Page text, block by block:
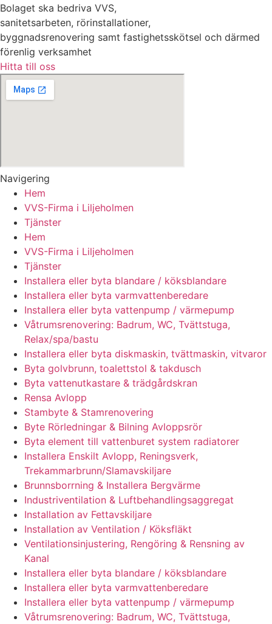
Bolaget ska bedriva VVS,
sanitetsarbeten, rörinstallationer,
byggnadsrenovering samt fastighetsskötsel och därmed
förenlig verksamhet
Hitta till oss
Navigering
Hem
VVS-Firma i Liljeholmen
Tjänster
Hem
VVS-Firma i Liljeholmen
Tjänster
Installera eller byta blandare / köksblandare
Installera eller byta varmvattenberedare
Installera eller byta vattenpump / värmepump
Våtrumsrenovering: Badrum, WC, Tvättstuga,
Relax/spa/bastu
Installera eller byta diskmaskin, tvättmaskin, vitvaror
Byta golvbrunn, toalettstol & takdusch
Byta vattenutkastare & trädgårdskran
Rensa Avlopp
Stambyte & Stamrenovering
Byte Rörledningar & Bilning Avloppsrör
Byta element till vattenburet system radiatorer
Installera Enskilt Avlopp, Reningsverk,
Trekammarbrunn/Slamavskiljare
Brunnsborrning & Installera Bergvärme
Industriventilation & Luftbehandlingsaggregat
Installation av Fettavskiljare
Installation av Ventilation / Köksfläkt
Ventilationsinjustering, Rengöring & Rensning av
Kanal
Installera eller byta blandare / köksblandare
Installera eller byta varmvattenberedare
Installera eller byta vattenpump / värmepump
Våtrumsrenovering: Badrum, WC, Tvättstuga,